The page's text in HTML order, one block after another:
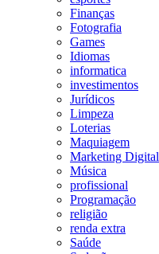
Finanças
Fotografia
Games
Idiomas
informatica
investimentos
Jurídicos
Limpeza
Loterias
Maquiagem
Marketing Digital
Música
profissional
Programação
religião
renda extra
Saúde